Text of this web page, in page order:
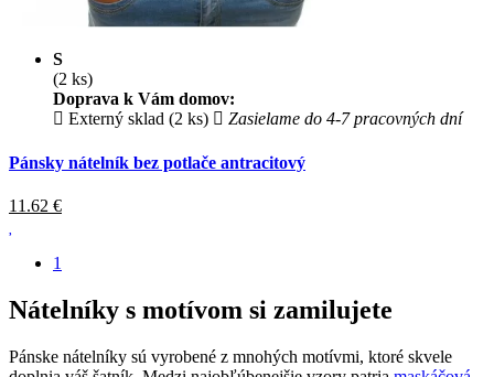
S
(2 ks)
Doprava k Vám domov:
Externý sklad (2 ks)
Zasielame do 4-7 pracovných dní
Pánsky nátelník bez potlače antracitový
11.62 €
1
Nátelníky s motívom si zamilujete
Pánske nátelníky sú vyrobené z mnohých motívmi, ktoré skvele